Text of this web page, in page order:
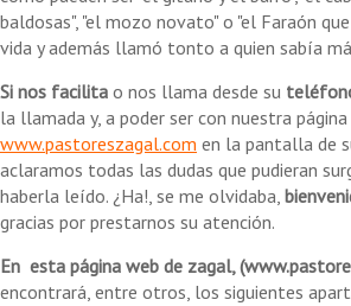
baldosas", "el mozo novato" o "el Faraón
vida y además llamó tonto a quien sabía
Si nos facilita o nos llama desde su
la llamada y, a poder ser con nuestra página
www.pastoreszagal.com en la pantalla de
aclaramos todas las dudas que pudieran
haberla leído. ¿Ha!, se me olvidaba,
gracias por prestarnos su atención.
En esta página web de zagal,(
encontrará, entre otros, los siguientes